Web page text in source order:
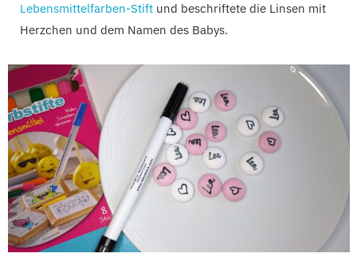
Lebensmittelfarben-Stift und beschriftete die Linsen mit
Herzchen und dem Namen des Babys.